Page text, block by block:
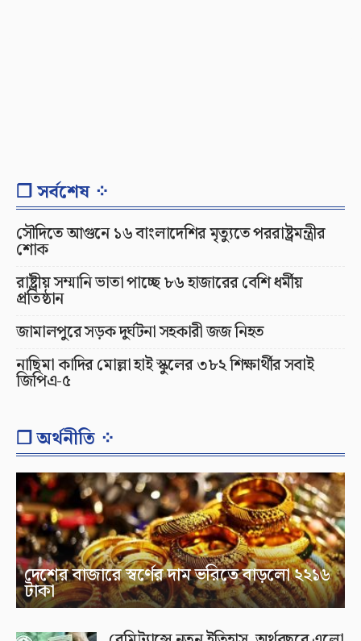
❐ সর্বশেষ ⁘
সৌদিতে আগুনে ১৬ বাংলাদেশির মৃত্যুতে পররাষ্ট্রমন্ত্রীর
শোক
রাষ্ট্রীয় সম্মানি ভাতা পাচ্ছে ৮৬ হাজারের বেশি ধর্মীয়
প্রতিষ্ঠান
জামালপুরে সড়ক দুর্ঘটনা সহকারী জজ নিহত
নাছিমা কাদির মোল্লা হাই স্কুলের ৩৮২ শিক্ষার্থীর সবাই
জিপিএ-৫
❐ অর্থনীতি ⁘
দেশের বাজারে স্বর্ণের দাম ভরিতে বাড়লো ২২১৬
টাকা